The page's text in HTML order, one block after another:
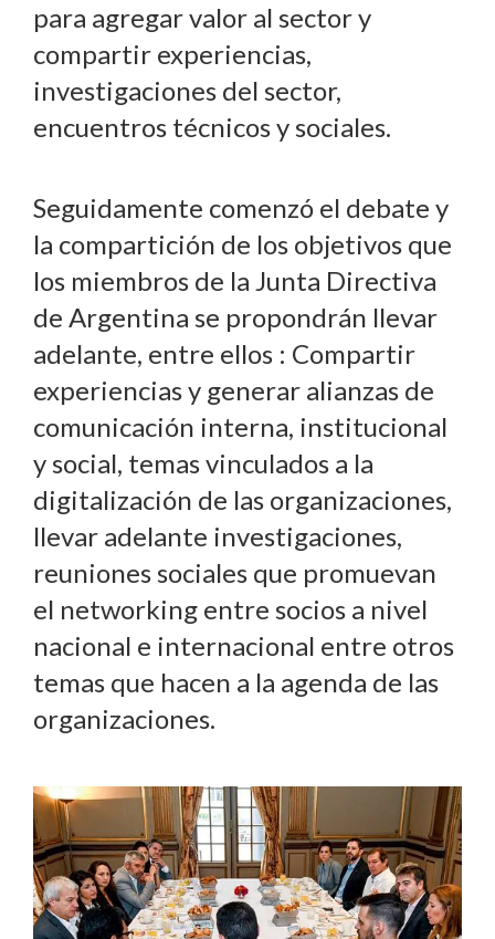
para agregar valor al sector y
compartir experiencias,
investigaciones del sector,
encuentros técnicos y sociales.
Seguidamente comenzó el debate y
la compartición de los objetivos que
los miembros de la Junta Directiva
de Argentina se propondrán llevar
adelante, entre ellos : Compartir
experiencias y generar alianzas de
comunicación interna, institucional
y social, temas vinculados a la
digitalización de las organizaciones,
llevar adelante investigaciones,
reuniones sociales que promuevan
el networking entre socios a nivel
nacional e internacional entre otros
temas que hacen a la agenda de las
organizaciones.